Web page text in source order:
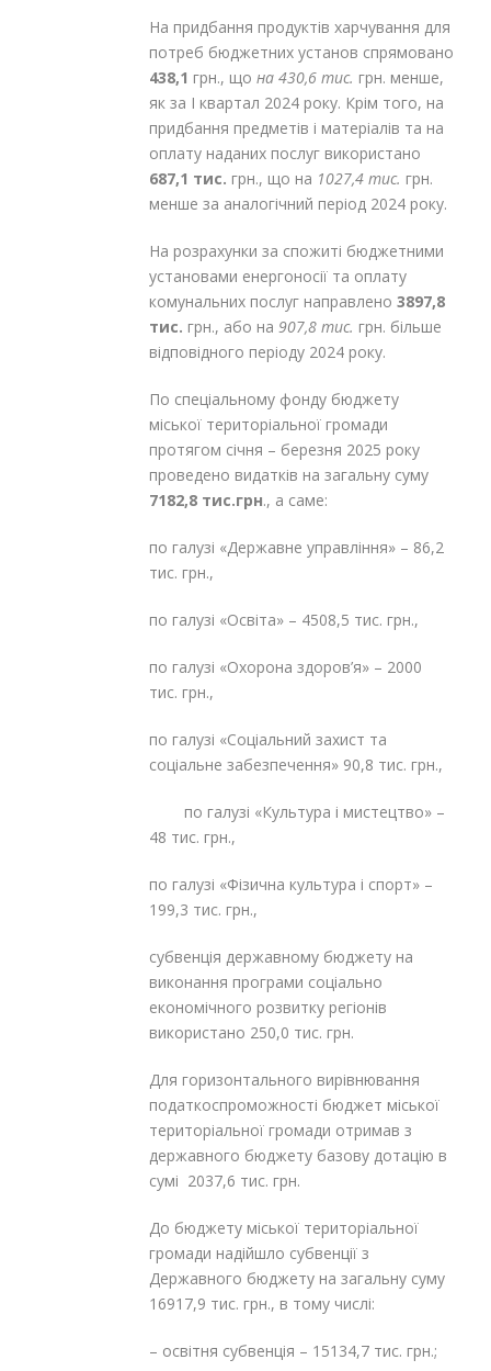
На придбання продуктів харчування для
потреб бюджетних установ спрямовано
438,1 грн., що на 430,6 тис. грн. менше,
як за І квартал 2024 року. Крім того, на
придбання предметів і матеріалів та на
оплату наданих послуг використано
687,1 тис. грн., що на 1027,4 тис. грн.
менше за аналогічний період 2024 року.
На розрахунки за спожиті бюджетними
установами енергоносії та оплату
комунальних послуг направлено 3897,8
тис. грн., або на 907,8 тис. грн. більше
відповідного періоду 2024 року.
По спеціальному фонду бюджету
міської територіальної громади
протягом січня – березня 2025 року
проведено видатків на загальну суму
7182,8 тис.грн., а саме:
по галузі «Державне управління» – 86,2
тис. грн.,
по галузі «Освіта» – 4508,5 тис. грн.,
по галузі «Охорона здоров’я» – 2000
тис. грн.,
по галузі «Соціальний захист та
соціальне забезпечення» 90,8 тис. грн.,
по галузі «Культура і мистецтво» –
48 тис. грн.,
по галузі «Фізична культура і спорт» –
199,3 тис. грн.,
субвенція державному бюджету на
виконання програми соціально
економічного розвитку регіонів
використано 250,0 тис. грн.
Для горизонтального вирівнювання
податкоспроможності бюджет міської
територіальної громади отримав з
державного бюджету базову дотацію в
сумі 2037,6 тис. грн.
До бюджету міської територіальної
громади надійшло субвенції з
Державного бюджету на загальну суму
16917,9 тис. грн., в тому числі:
– освітня субвенція – 15134,7 тис. грн.;